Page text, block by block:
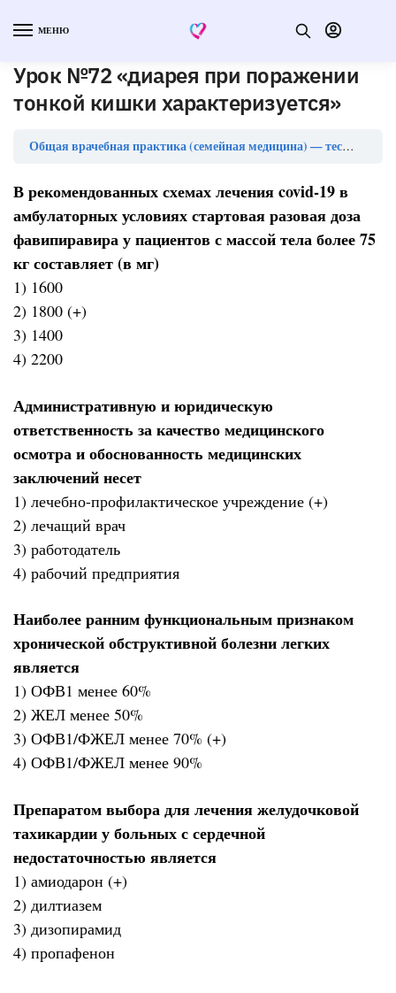
МЕНЮ
Урок №72 «диарея при поражении
тонкой кишки характеризуется»
Общая врачебная практика (семейная медицина) — тесты с ответами (ординатура)
В рекомендованных схемах лечения covid-19 в
амбулаторных условиях стартовая разовая доза
фавипиравира у пациентов с массой тела более 75
кг составляет (в мг)
1) 1600
2) 1800 (+)
3) 1400
4) 2200
Административную и юридическую
ответственность за качество медицинского
осмотра и обоснованность медицинских
заключений несет
1) лечебно-профилактическое учреждение (+)
2) лечащий врач
3) работодатель
4) рабочий предприятия
Наиболее ранним функциональным признаком
хронической обструктивной болезни легких
является
1) ОФВ1 менее 60%
2) ЖЕЛ менее 50%
3) ОФВ1/ФЖЕЛ менее 70% (+)
4) ОФВ1/ФЖЕЛ менее 90%
Препаратом выбора для лечения желудочковой
тахикардии у больных с сердечной
недостаточностью является
1) амиодарон (+)
2) дилтиазем
3) дизопирамид
4) пропафенон